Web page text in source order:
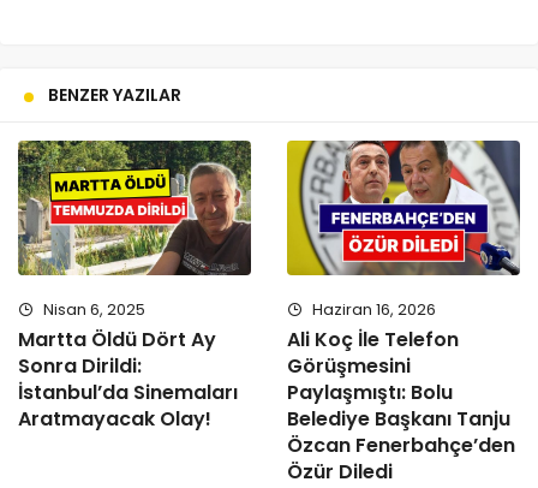
BENZER YAZILAR
Nisan 6, 2025
Martta Öldü Dört Ay
Sonra Dirildi:
İstanbul’da Sinemaları
Aratmayacak Olay!
Haziran 16, 2026
Ali Koç İle Telefon
Görüşmesini
Paylaşmıştı: Bolu
Belediye Başkanı Tanju
Özcan Fenerbahçe’den
Özür Diledi